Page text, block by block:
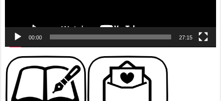
00:00 27:15